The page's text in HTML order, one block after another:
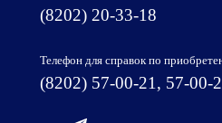
(8202) 20-33-18
Телефон для справок по
(8202) 57-00-21, 57-00-